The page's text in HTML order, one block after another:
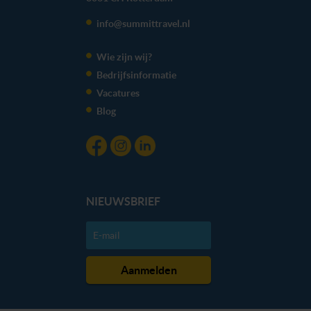
info@summittravel.nl
Wie zijn wij?
Bedrijfsinformatie
Vacatures
Blog
NIEUWSBRIEF